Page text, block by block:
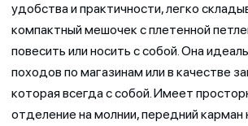
удобства и практичности, легко
компактный мешочек с плетенной
повесить или носить с собой. Она
походов по магазинам или в качестве
которая всегда с собой. Имеет
отделение на молнии, передний карман